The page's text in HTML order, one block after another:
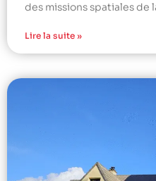
des missions spatiales de
Lire la suite »